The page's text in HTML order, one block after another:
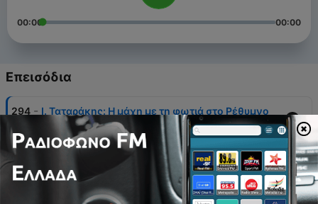
00:00 00:00
Επεισόδια
294 - Ι. Ταταράκης: Η μάχη με τη φωτιά στο Ρέθυμνο
29 Ιούλ 2026
293 Μ. Χουρδάκης: Γιατί επέλεξα το ΠΑΣΟΚ
28 Ιούλ 2026